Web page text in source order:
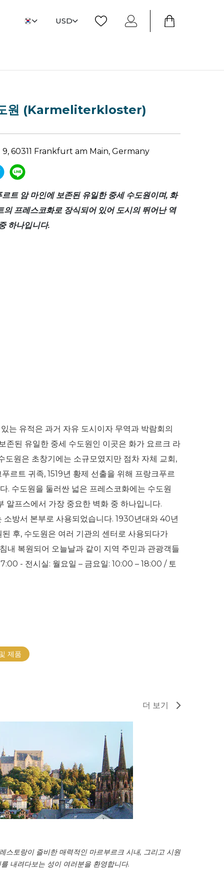
USD
원 (Karmeliterkloster)
60311 Frankfurt am Main, Germany
트 암 마인에 보존된 유일한 중세 수도원이며, 화
의 프레스코화로 장식되어 있어 도시의 뛰어난 역
하나입니다.
는 유적은 과거 자유 도시이자 무역과 박람회의
존된 유일한 중세 수도원인 이곳은 화가 요르크 라
원은 초창기에는 소규모였지만 점차 자체 교회,
르트 귀족, 1519년 황제 선출을 위해 프랑크푸르
. 수도원을 둘러싼 넓은 프레스코화에는 수도원
알프스에서 가장 중요한 벽화 중 하나입니다.
방서 본부로 사용되었습니다. 1930년대와 40년
후, 수도원은 여러 기관의 센터로 사용되다가
내 복원되어 오늘날과 같이 지역 주민과 관광객들
- 전시실: 월요일 – 금요일: 10:00 – 18:00 / 토
제품
더 보기
스토랑이 즐비한 매력적인 마르부르크 시내, 그리고 시원
내려다보는 성이 여러분을 환영합니다.